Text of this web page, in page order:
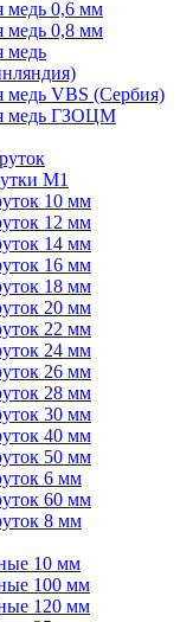
медь 0,6 мм
медь 0,8 мм
медь
медь VBS (Сербия)
медь ГЗОЦМ
М1
10 мм
12 мм
14 мм
16 мм
18 мм
20 мм
22 мм
24 мм
26 мм
28 мм
30 мм
40 мм
50 мм
6 мм
60 мм
8 мм
10 мм
100 мм
120 мм